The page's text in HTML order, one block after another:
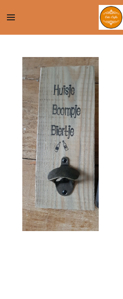
naar
hoofdinhoud